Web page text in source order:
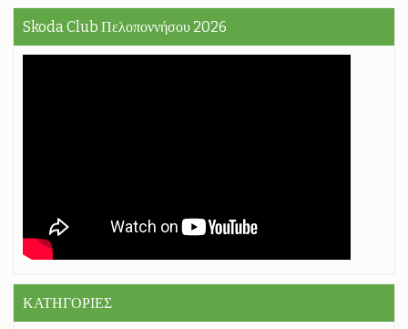
Skoda Club Πελοποννήσου 2026
ΚΑΤΗΓΟΡΙΕΣ